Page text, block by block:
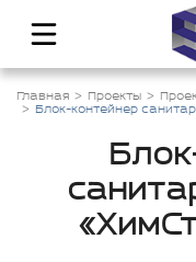
Главная Проекты
Блок-контейнер